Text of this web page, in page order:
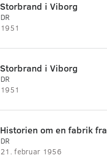
Storbrand i Viborg
DR
1951
Storbrand i Viborg
DR
1951
Historien om en fabrik fra
DR
21. februar 1956